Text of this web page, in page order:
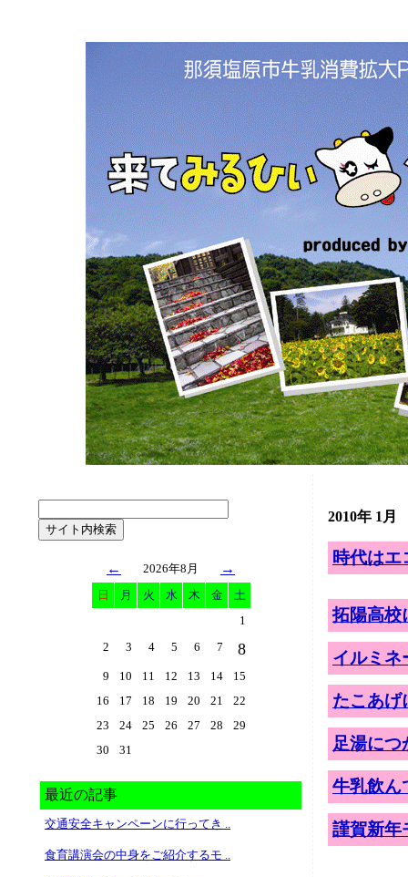
← 2026年8月 →
日 月 火 水 木 金
土
1
2
3 4 5 6 7 8
9 10 11 12 13 14
15
16
17 18 19 20 21
22
23
24 25 26 27 28
29
30
31
最近の記事
交通安全キャンペーンに行ってき ..
食育講演会の中身をご紹介するモ ..
2010年 1月
時代はエ
拓陽高校
イルミネ
たこあげ
足湯につ
牛乳飲ん
謹賀新年